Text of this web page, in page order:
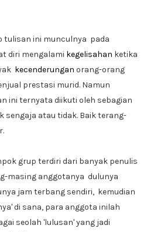
tulisan ini munculnya pada
diri mengalami kegelisahan ketika
kecenderungan orang-orang
prestasi murid. Namun
ini ternyata diikuti oleh sebagian
sengaja atau tidak. Baik terang-
grup terdiri dari banyak penulis
masing anggotanya dulunya
jam terbang sendiri, kemudian
di sana, para anggota inilah
seolah 'lulusan' yang jadi